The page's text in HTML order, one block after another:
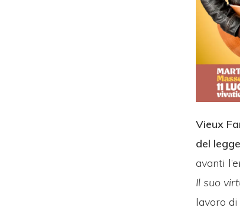
Vieux
del
avanti
Il suo
lavoro